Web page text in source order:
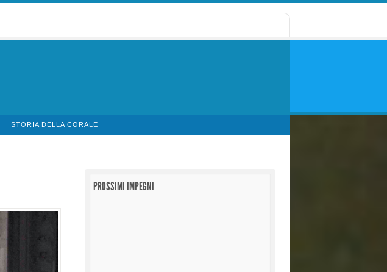
STORIA DELLA CORALE
PROSSIMI IMPEGNI